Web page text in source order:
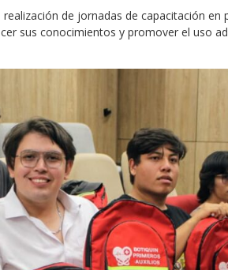
de jornadas de capacitación en
sus conocimientos y promover el uso